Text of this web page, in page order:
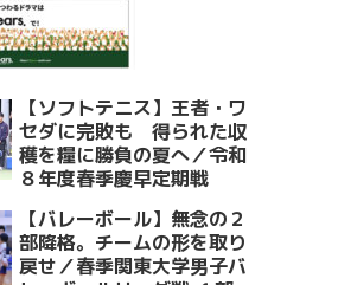
【ソフトテニス】王者・ワ
セダに完敗も 得られた収
穫を糧に勝負の夏へ／令和
８年度春季慶早定期戦
【バレーボール】無念の２
部降格。チームの形を取り
戻せ／春季関東大学男子バ